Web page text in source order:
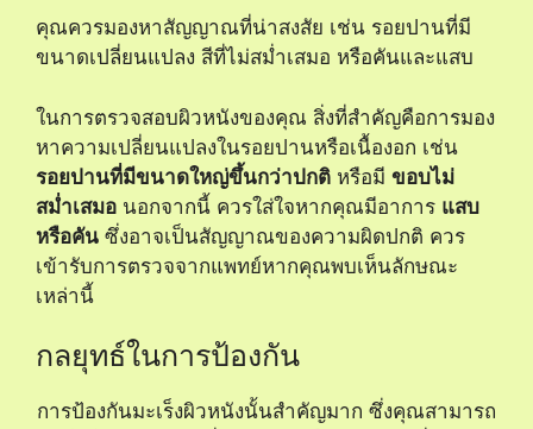
คุณควรมองหาสัญญาณที่น่าสงสัย เช่น รอยปานที่มี
ขนาดเปลี่ยนแปลง สีที่ไม่สม่ำเสมอ หรือคันและแสบ
ในการตรวจสอบผิวหนังของคุณ สิ่งที่สำคัญคือการมอง
หาความเปลี่ยนแปลงในรอยปานหรือเนื้องอก เช่น
รอยปานที่มีขนาดใหญ่ขึ้นกว่าปกติ หรือมี ขอบไม่
สม่ำเสมอ นอกจากนี้ ควรใส่ใจหากคุณมีอาการ แสบ
หรือคัน ซึ่งอาจเป็นสัญญาณของความผิดปกติ ควร
เข้ารับการตรวจจากแพทย์หากคุณพบเห็นลักษณะ
เหล่านี้
กลยุทธ์ในการป้องกัน
การป้องกันมะเร็งผิวหนังนั้นสำคัญมาก ซึ่งคุณสามารถ